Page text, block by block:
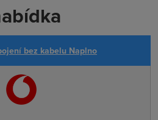
bez kabelu Naplno